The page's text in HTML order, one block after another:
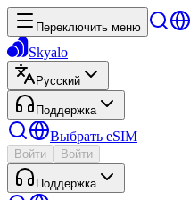
Переключить меню
Skyalo
Русский
Поддержка
Выбрать eSIM
Войти Войти
Поддержка